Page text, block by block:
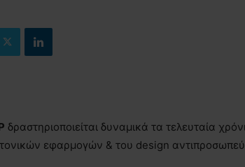
δραστηριοποιείται δυναμικά τα τελευταία
εφαρμογών & του design